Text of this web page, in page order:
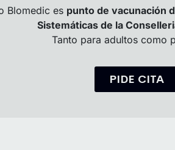
Blomedic es punto de vacunación
Sistemáticas de la
Tanto para adultos como
PIDE CITA